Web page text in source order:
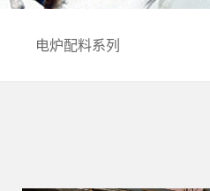
电炉配料系列